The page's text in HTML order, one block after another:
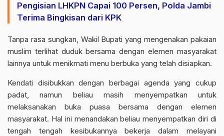
Pengisian LHKPN Capai 100 Persen, Polda Jambi
Terima Bingkisan dari KPK
Tanpa rasa sungkan, Wakil Bupati yang mengenakan pakaian
muslim terlihat duduk bersama dengan elemen masyarakat
lainnya untuk menikmati menu berbuka yang telah disiapkan.
Kendati disibukkan dengan berbagai agenda yang cukup
padat, namun beliau masih menyempatkan untuk
melaksanakan buka puasa bersama dengan elemen
masyarakat. Hal ini menandakan beliau menyempatkan diri di
tengah tengah kesibukannya bekerja dalam melayani